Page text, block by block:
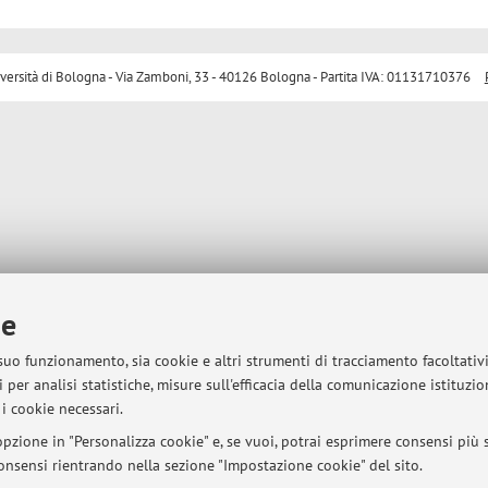
funzionamento, sia cookie e altri strumenti di tracciamento
analisi statistiche, misure sull'efficacia della comunicazione
cookie necessari.
in "Personalizza cookie" e, se vuoi, potrai esprimere consensi
rientrando nella sezione "Impostazione cookie" del sito.
di Bologna - Via Zamboni, 33 - 40126 Bologna - Partita IVA: 01131710376